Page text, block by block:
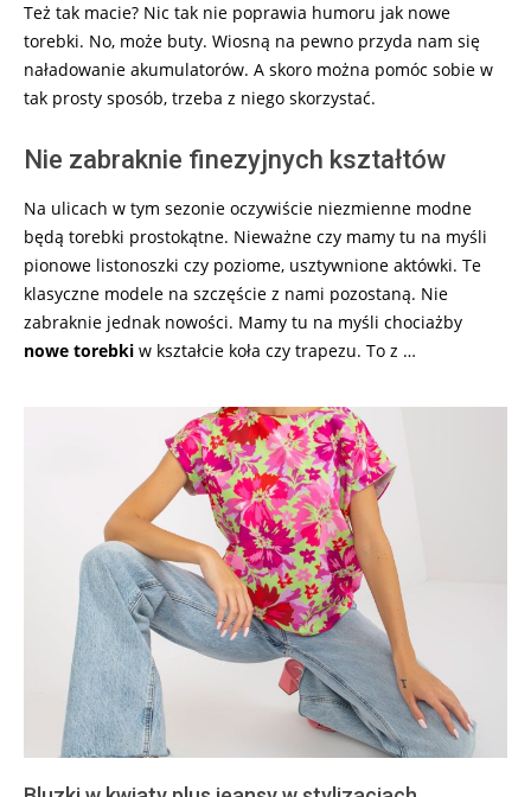
Też tak macie? Nic tak nie poprawia humoru jak nowe
torebki. No, może buty. Wiosną na pewno przyda nam się
naładowanie akumulatorów. A skoro można pomóc sobie w
tak prosty sposób, trzeba z niego skorzystać.
Nie zabraknie finezyjnych kształtów
Na ulicach w tym sezonie oczywiście niezmienne modne
będą torebki prostokątne. Nieważne czy mamy tu na myśli
pionowe listonoszki czy poziome, usztywnione aktówki. Te
klasyczne modele na szczęście z nami pozostaną. Nie
zabraknie jednak nowości. Mamy tu na myśli chociażby
nowe torebki w kształcie koła czy trapezu. To z …